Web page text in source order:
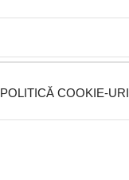
POLITICĂ COOKIE-URI